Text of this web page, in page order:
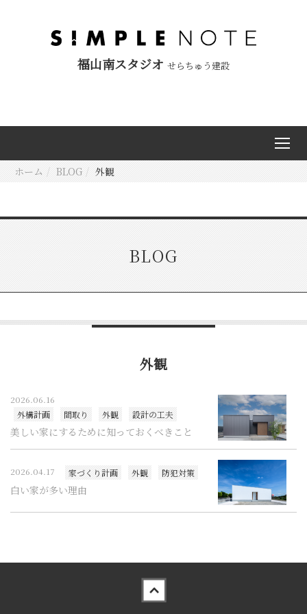
福山南スタジオ せらちゅう建設
ホーム BLOG 外観
BLOG
外観
2026.06.16
外構計画
間取り 外観 設計の工夫
美しい家にするために知っておくべきこと
2026.04.17 家づくり計画 外観 防犯対策
白い家が多い理由